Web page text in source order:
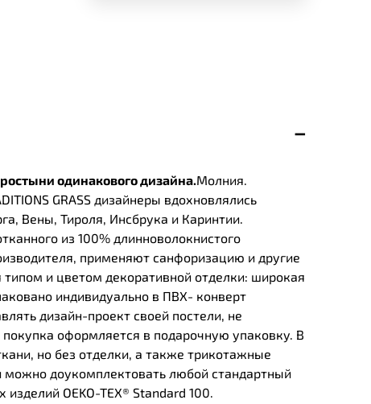
одинакового дизайна.Молния.
GRASS дизайнеры вдохновлялись
Вены, Тироля, Инсбрука и Каринтии.
из 100% длинноволокнистого
применяют санфоризацию и другие
и цветом декоративной отделки: широкая
индивидуально в ПВХ- конверт
дизайн-проект своей постели, не
оформляется в подарочную упаковку. В
но без отделки, а также трикотажные
доукомплектовать любой стандартный
OEKO-TEX® Standard 100.